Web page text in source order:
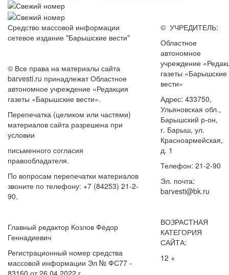
Средство массовой информации
сетевое издание "Барышские вести"
© Все права на материалы сайта
barvesti.ru принадлежат Областное
автономное учреждение «Редакция
газеты «Барышские вести».
Перепечатка (целиком или частями)
материалов сайта разрешена при
условии
письменного согласия
правообладателя.
По вопросам перепечатки материалов
звоните по телефону: +7 (84253) 21-2-
90.
Главный редактор Козлов Фёдор
Геннадиевич
Регистрационный номер средства
массовой информации Эл № ФС77 -
© УЧРЕДИТЕЛЬ:
Областное
автономное
учреждение
газеты «Барышские
вести»
Адрес: 433750,
Ульяновская обл.,
Барышский р-он,
г. Барыш, ул.
Красноармейская,
д. 1
Телефон: 21-2-90
Эл. почта:
barvesti@bk.ru
ВОЗРАСТНАЯ
КАТЕГОРИЯ
САЙТА:
12 +